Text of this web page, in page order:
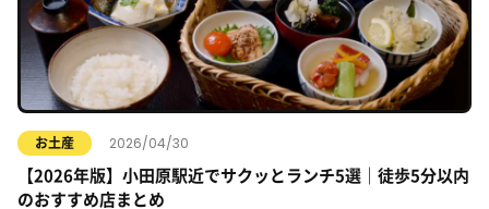
お土産 2026/04/30
【2026年版】小田原駅近でサクッとランチ5選｜徒歩5分以内
のおすすめ店まとめ